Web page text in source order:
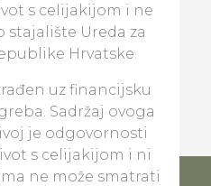
s celijakijom i ne
stajalište Ureda za
Hrvatske.
uz financijsku
Sadržaj ovoga
je odgovornosti
s celijakijom i ni
ne može smatrati